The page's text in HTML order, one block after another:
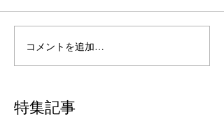
コメントを追加…
特集記事